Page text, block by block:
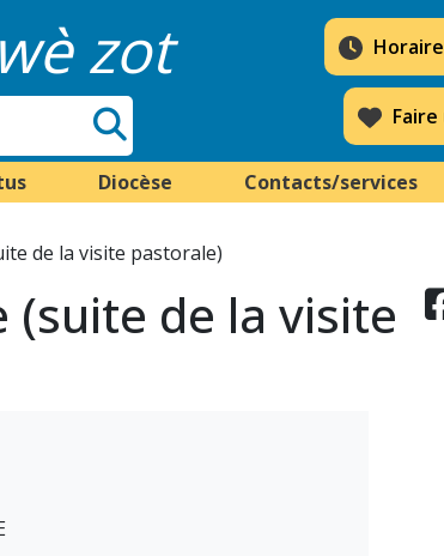
zot
Diocèse Contacts/services
de la visite pastorale)
(suite de la visite